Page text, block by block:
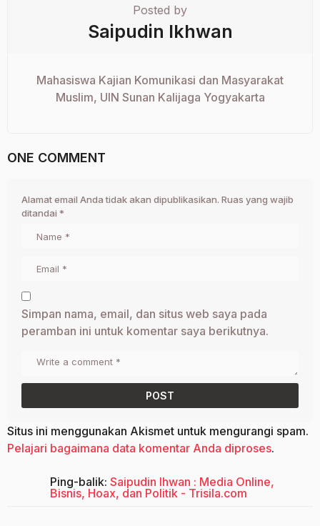
Posted by
Saipudin Ikhwan
Mahasiswa Kajian Komunikasi dan Masyarakat
Muslim, UIN Sunan Kalijaga Yogyakarta
ONE COMMENT
Alamat email Anda tidak akan dipublikasikan. Ruas yang wajib
ditandai *
Simpan nama, email, dan situs web saya pada
peramban ini untuk komentar saya berikutnya.
Situs ini menggunakan Akismet untuk mengurangi spam.
Pelajari bagaimana data komentar Anda diproses.
Ping-balik: Saipudin Ihwan : Media Online,
Bisnis, Hoax, dan Politik - Trisila.com